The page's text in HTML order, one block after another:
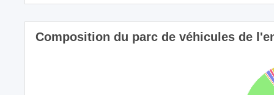
Composition du parc de véhicules de